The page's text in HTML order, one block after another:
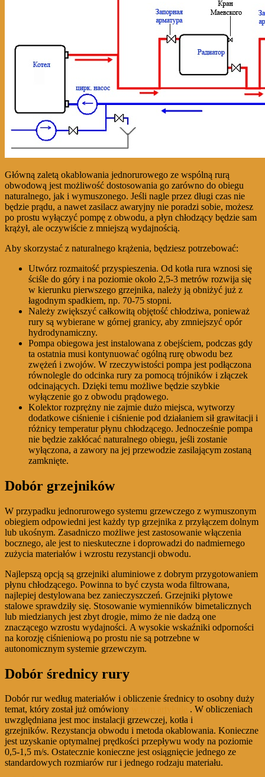
Główną zaletą okablowania jednorurowego ze wspólną rurą
obwodową jest możliwość dostosowania go zarówno do obiegu
naturalnego, jak i wymuszonego. Jeśli nagle przez długi czas nie
będzie prądu, a nawet zasilacz awaryjny nie poradzi sobie, możesz
po prostu wyłączyć pompę z obwodu, a płyn chłodzący będzie sam
krążył, ale oczywiście z mniejszą wydajnością.
Aby skorzystać z naturalnego krążenia, będziesz potrzebować:
Utwórz rozmaitość przyspieszenia. Od kotła rura wznosi się
ściśle do góry i na poziomie około 2,5-3 metrów rozwija się
w kierunku pierwszego grzejnika, należy ją obniżyć już z
łagodnym spadkiem, np. 70-75 stopni.
Należy zwiększyć całkowitą objętość chłodziwa, ponieważ
rury są wybierane w górnej granicy, aby zmniejszyć opór
hydrodynamiczny.
Pompa obiegowa jest instalowana z obejściem, podczas gdy
ta ostatnia musi kontynuować ogólną rurę obwodu bez
zwężeń i zwojów. W rzeczywistości pompa jest podłączona
równolegle do odcinka rury za pomocą trójników i złączek
odcinających. Dzięki temu możliwe będzie szybkie
wyłączenie go z obwodu prądowego.
Kolektor rozprężny nie zajmie dużo miejsca, wytworzy
dodatkowe ciśnienie i ciśnienie pod działaniem sił grawitacji i
różnicy temperatur płynu chłodzącego. Jednocześnie pompa
nie będzie zakłócać naturalnego obiegu, jeśli zostanie
wyłączona, a zawory na jej przewodzie zasilającym zostaną
zamknięte.
Dobór grzejników
W przypadku jednorurowego systemu grzewczego z wymuszonym
obiegiem odpowiedni jest każdy typ grzejnika z przyłączem dolnym
lub ukośnym. Zasadniczo możliwe jest zastosowanie włączenia
bocznego, ale jest to nieskuteczne i doprowadzi do nadmiernego
zużycia materiałów i wzrostu rezystancji obwodu.
Najlepszą opcją są grzejniki aluminiowe z dobrym przygotowaniem
płynu chłodzącego. Powinna to być czysta woda filtrowana,
najlepiej destylowana bez zanieczyszczeń. Grzejniki płytowe
stalowe sprawdziły się. Stosowanie wymienników bimetalicznych
lub miedzianych jest zbyt drogie, mimo że nie dadzą one
znaczącego wzrostu wydajności. A wysokie wskaźniki odporności
na korozję ciśnieniową po prostu nie są potrzebne w
autonomicznym systemie grzewczym.
Dobór średnicy rury
Dobór rur według materiałów i obliczenie średnicy to osobny duży
temat, który został już omówiony
. W obliczeniach
uwzględniana jest moc instalacji grzewczej, kotła i
grzejników. Rezystancja obwodu i metoda okablowania. Konieczne
jest uzyskanie optymalnej prędkości przepływu wody na poziomie
0,5-1,5 m/s. Ostatecznie konieczne jest osiągnięcie jednego ze
standardowych rozmiarów rur i jednego rodzaju materiału.